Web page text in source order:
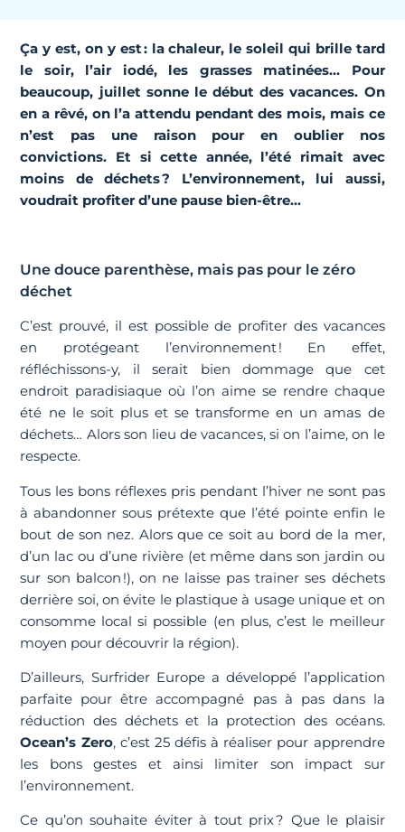
Ça y est, on y est : la chaleur, le soleil qui brille tard
le soir, l’air iodé, les grasses matinées… Pour
beaucoup, juillet sonne le début des vacances. On
en a rêvé, on l’a attendu pendant des mois, mais ce
n’est pas une raison pour en oublier nos
convictions. Et si cette année, l’été rimait avec
moins de déchets ? L’environnement, lui aussi,
voudrait profiter d’une pause bien-être…
Une douce parenthèse, mais pas pour le zéro
déchet
C’est prouvé, il est possible de profiter des vacances
en protégeant l’environnement ! En effet,
réfléchissons-y, il serait bien dommage que cet
endroit paradisiaque où l’on aime se rendre chaque
été ne le soit plus et se transforme en un amas de
déchets… Alors son lieu de vacances, si on l’aime, on le
respecte.
Tous les bons réflexes pris pendant l’hiver ne sont pas
à abandonner sous prétexte que l’été pointe enfin le
bout de son nez. Alors que ce soit au bord de la mer,
d’un lac ou d’une rivière (et même dans son jardin ou
sur son balcon !), on ne laisse pas trainer ses déchets
derrière soi, on évite le plastique à usage unique et on
consomme local si possible (en plus, c’est le meilleur
moyen pour découvrir la région).
D’ailleurs, Surfrider Europe a développé l’application
parfaite pour être accompagné pas à pas dans la
réduction des déchets et la protection des océans.
Ocean’s Zero, c’est 25 défis à réaliser pour apprendre
les bons gestes et ainsi limiter son impact sur
l’environnement.
Ce qu’on souhaite éviter à tout prix ? Que le plaisir